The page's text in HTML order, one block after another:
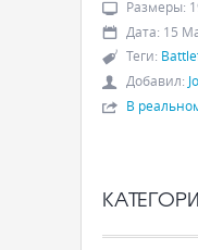
Размеры:
Дата: 15
Теги:
Добавил:
В